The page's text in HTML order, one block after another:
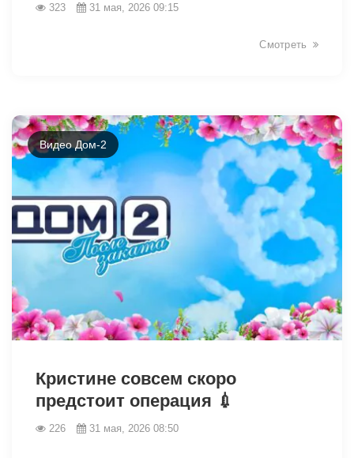
323 31 мая, 2026 09:15
Смотреть
Видео Дом-2
Кристине совсем скоро
предстоит операция 💉
226 31 мая, 2026 08:50